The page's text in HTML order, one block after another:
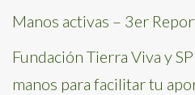
Manos activas – 3er
Fundación Tierra Viva y
manos para facilitar tu